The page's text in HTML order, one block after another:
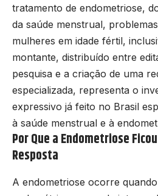
tratamento de endometriose,
da saúde menstrual,
mulheres em idade fértil,
montante, distribuído entre
pesquisa e a criação de uma
especializada, representa o
expressivo já feito no Brasil
à saúde menstrual e à
Por Que a Endometriose
Resposta
A endometriose ocorre